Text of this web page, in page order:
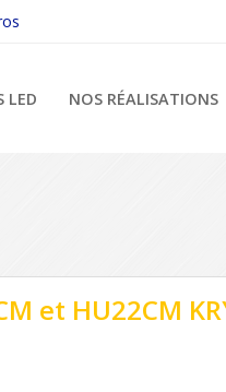
LED NOS RÉALISATIONS
et HU22CM